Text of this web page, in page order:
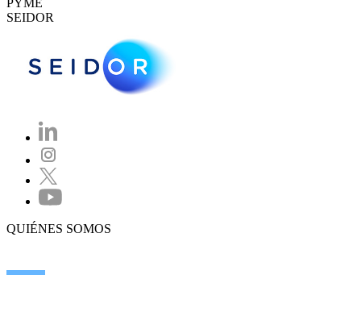
PYME
SEIDOR
QUIÉNES SOMOS